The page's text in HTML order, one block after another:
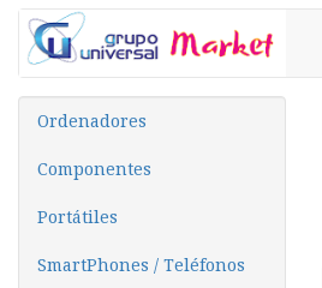
Ordenadores
Componentes
Portátiles
SmartPhones / Teléfonos